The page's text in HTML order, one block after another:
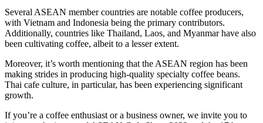
Several ASEAN member countries are notable coffee producers,
with Vietnam and Indonesia being the primary contributors.
Additionally, countries like Thailand, Laos, and Myanmar have also
been cultivating coffee, albeit to a lesser extent.
Moreover, it’s worth mentioning that the ASEAN region has been
making strides in producing high-quality specialty coffee beans.
Thai cafe culture, in particular, has been experiencing significant
growth.
If you’re a coffee enthusiast or a business owner, we invite you to